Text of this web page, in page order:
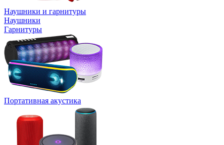
Наушники и гарнитуры
Наушники
Гарнитуры
Портативная акустика